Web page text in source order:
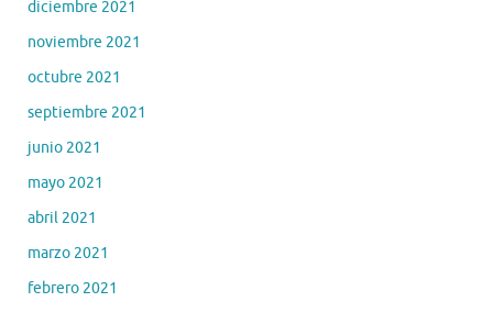
diciembre 2021
noviembre 2021
octubre 2021
septiembre 2021
junio 2021
mayo 2021
abril 2021
marzo 2021
febrero 2021